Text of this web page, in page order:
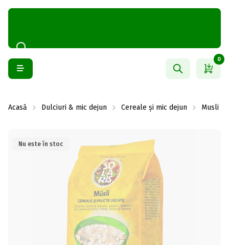
0
Acasă Dulciuri & mic dejun Cereale și mic dejun Musli
Nu este în stoc